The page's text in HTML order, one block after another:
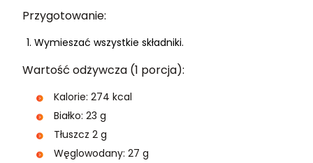
Przygotowanie:
Wymieszać wszystkie składniki.
Wartość odżywcza (1 porcja):
Kalorie: 274 kcal
Białko: 23 g
Tłuszcz 2 g
Węglowodany: 27 g